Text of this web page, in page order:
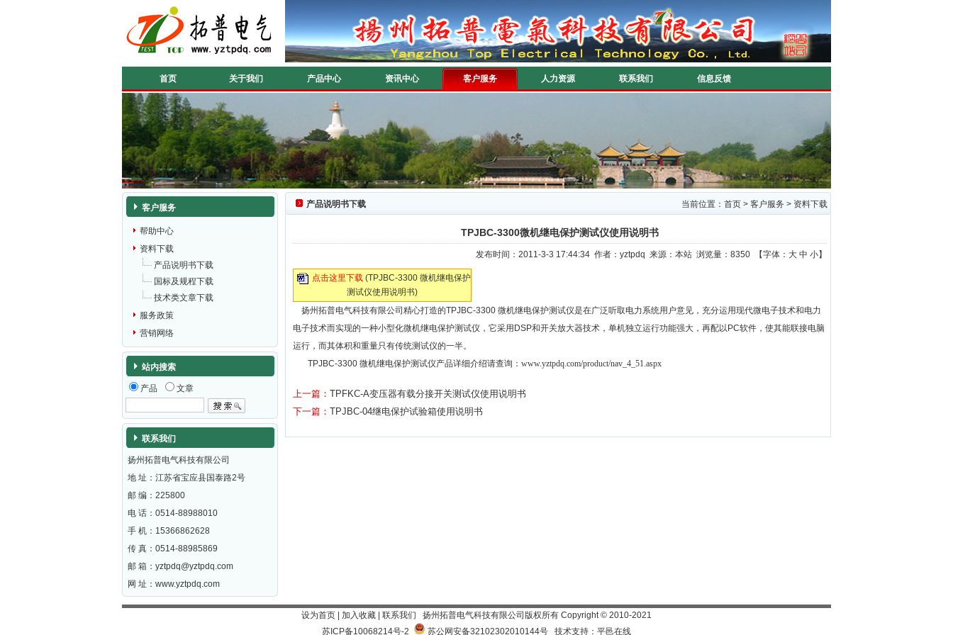
首页 关于我们 产品中心 资讯中心 客户服务 人力资源 联系我们 信息反馈
客户服务
帮助中心
资料下载
产品说明书下载
国标及规程下载
技术类文章下载
服务政策
营销网络
站内搜索
产品 文章
联系我们
扬州拓普电气科技有限公司
地 址：江苏省宝应县国泰路2号
邮 编： 225800
电 话：0514-88988010
手 机：15366862628
传 真：0514-88985869
邮 箱： yztpdq@yztpdq.com
网 址： www.yztpdq.com
当前位置： 首页 > 客户服务 > 资料下载
产品说明书下载
TPJBC-3300微机继电保护测试仪使用说明书
发布时间：2011-3-3 17:44:34 作者：yztpdq 来源：本站 浏览量：8350 【字体： 大 中 小】
点击这里下载 (TPJBC-3300 微机继电保护
测试仪使用说明书)
扬州拓普电气科技有限公司精心打造的TPJBC-3300 微机继电保护测试仪是在广泛听取电力系统用户意见，充分运用现代微电子技术和电力
电子技术而实现的一种小型化微机继电保护测试仪，它采用DSP和开关放大器技术，单机独立运行功能强大，再配以PC软件，使其能联接电脑
运行，而其体积和重量只有传统测试仪的一半。
TPJBC-3300 微机继电保护测试仪产品详细介绍请查询： www.yztpdq.com/product/nav_4_51.aspx
上一篇： TPFKC-A变压器有载分接开关测试仪使用说明书
下一篇： TPJBC-04继电保护试验箱使用说明书
设为首页 加入收藏 联系我们 扬州拓普电气科技有限公司 版权所有 Copyright© 2010-2021
苏ICP备10068214号-2
苏公网安备32102302010144号 技术支持：平邑在线